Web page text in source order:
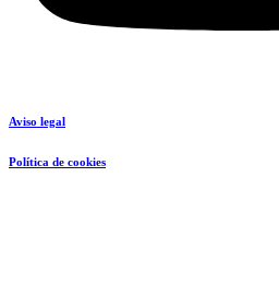
Aviso legal
Política de cookies